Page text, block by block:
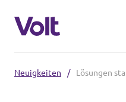
Neuigkeiten /